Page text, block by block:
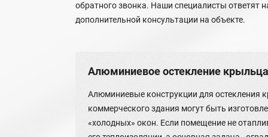
обратного звонка. Наши специалисты ответят
дополнительной консультации на объекте.
Алюминиевое остекление крыльца
Алюминиевые конструкции для остекления
коммерческого здания могут быть
«холодных» окон. Если помещение не